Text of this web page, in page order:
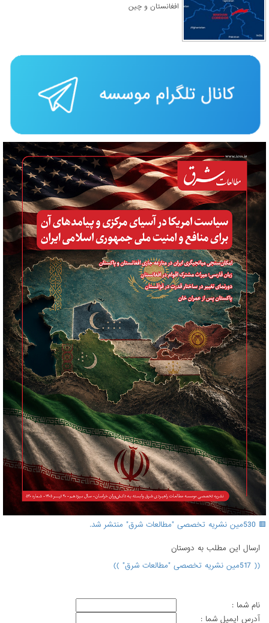
افغانستان و چین
🟥 530مین نشریه تخصصی "مطالعات شرق" منتشر شد.
ارسال اين مطلب به دوستان
(( 517مین نشریه تخصصی "مطالعات شرق" ))
نام شما :
آدرس ايميل شما :